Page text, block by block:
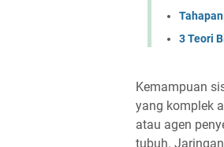
3 Teori
Kemampuan
yang komplek
atau agen
tubuh.